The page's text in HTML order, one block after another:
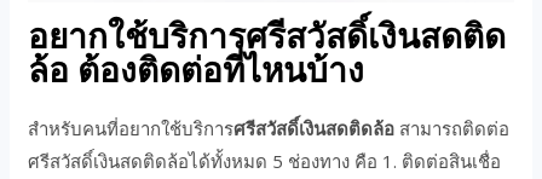
อยากใช้บริการศรีสวัสดิ์เงินสดติด
ล้อ ต้องติดต่อที่ไหนบ้าง
สำหรับคนที่อยากใช้บริการศรีสวัสดิ์เงินสดติดล้อ สามารถติดต่อ
ศรีสวัสดิ์เงินสดติดล้อได้ทั้งหมด 5 ช่องทาง คือ 1. ติดต่อสินเชื่อ